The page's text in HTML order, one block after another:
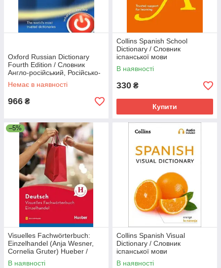
Oxford Russian Dictionary
Fourth Edition / Словник
Англо-російський, Російсько-
англійський
Немає в наявності
966 ₴
Collins Spanish School
Dictionary / Словник
іспанської мови
В наявності
330 ₴
Купити
–5%
Visuelles Fachwörterbuch:
Einzelhandel (Anja Wesner,
Cornelia Gruter) Hueber /
Німецький технічний словник
В наявності
Collins Spanish Visual
Dictionary / Словник
іспанської мови
В наявності